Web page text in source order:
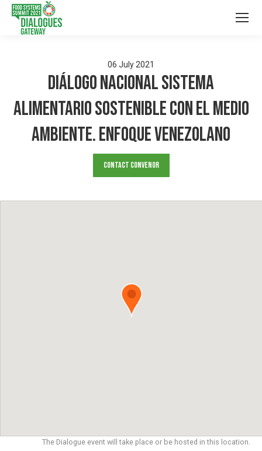
06 July 2021
Diálogo Nacional Sistema
Alimentario Sostenible con el Medio
Ambiente. Enfoque venezolano
Contact Convenor
The Dialogue event will take place or be hosted in this location.